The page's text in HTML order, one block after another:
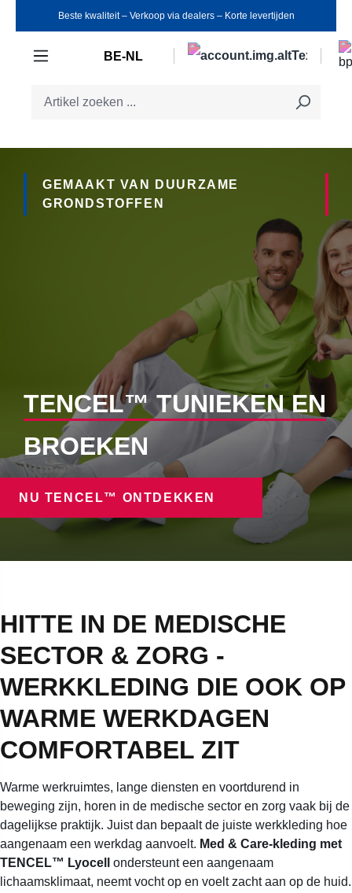
Ga naar de hoofdinhoud
Beste kwaliteit ‒ Verkoop via dealers ‒ Korte levertijden
BE-NL
GEMAAKT VAN DUURZAME
GRONDSTOFFEN
TENCEL™ TUNIEKEN EN
BROEKEN
NU TENCEL™ ONTDEKKEN
HITTE IN DE MEDISCHE
SECTOR & ZORG -
WERKKLEDING DIE OOK OP
WARME WERKDAGEN
COMFORTABEL ZIT
Warme werkruimtes, lange diensten en voortdurend in
beweging zijn, horen in de medische sector en zorg vaak bij de
dagelijkse praktijk. Juist dan bepaalt de juiste werkkleding hoe
aangenaam een werkdag aanvoelt. Med & Care-kleding met
TENCEL™ Lyocell
ondersteunt een aangenaam
lichaamsklimaat, neemt vocht op en voelt zacht aan op de huid.